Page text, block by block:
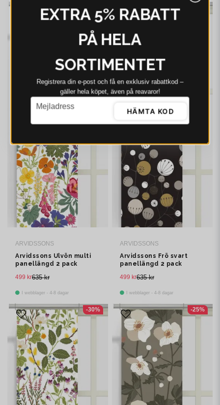
ARVIDSSONS
Arvidssons Ulvön multi
panellängd 2 pack
635 kr
499 kr
I webblager - 4-8 dagar
-21%
ARVIDSSONS
Arvidssons Frö svart
panellängd 2 pack
635 kr
499 kr
I webblager - 4-8 dagar
-30% -25%
EXTRA 5% RABATT
PÅ HELA
SORTIMENTET
Registrera din e‑post och få en exklusiv rabattkod –
gäller hela köpet, även på reavaror!
email
Mejladress
HÄMTA KOD